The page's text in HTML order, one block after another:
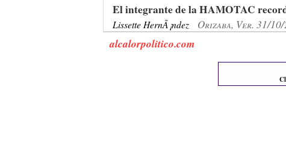
El integrante de la HAMOTAC
Lissette HernÃ¡ndez Orizaba, Ver. 31/
alcalorpolitico.com